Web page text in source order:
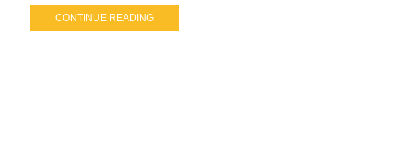
CONTINUE READING